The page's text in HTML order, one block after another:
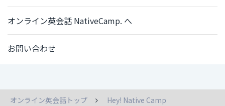
オンライン英会話 NativeCamp. へ
お問い合わせ
オンライン英会話トップ
Hey! Native Camp